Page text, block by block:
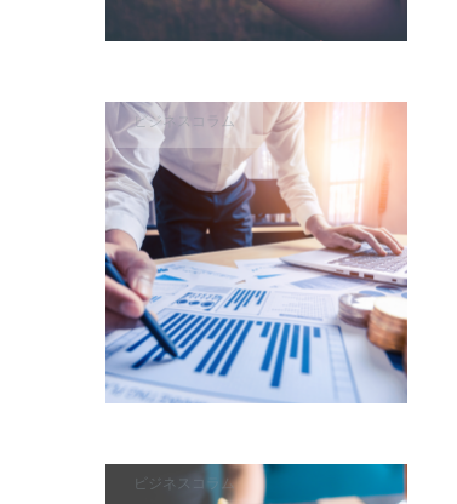
ビジネスコラム
ビジネスコラム